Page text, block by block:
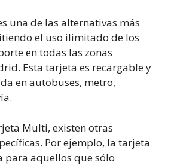
una de las alternativas más
el uso ilimitado de los
en todas las zonas
Esta tarjeta es recargable y
en autobuses, metro,
Multi, existen otras
Por ejemplo, la tarjeta
para aquellos que sólo